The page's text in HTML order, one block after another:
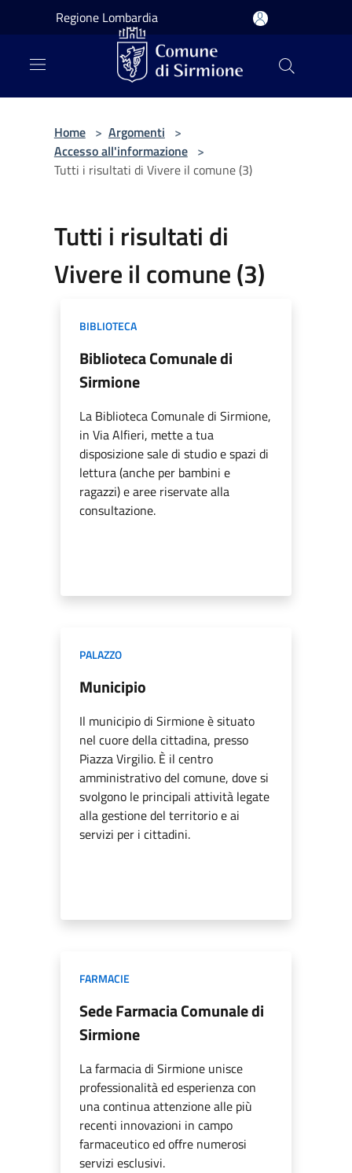
Salta al contenuto principale
Regione Lombardia
Home > Argomenti >
Accesso all'informazione >
Tutti i risultati di Vivere il comune (3)
Tutti i risultati di
Vivere il comune (3)
BIBLIOTECA
Biblioteca Comunale di
Sirmione
La Biblioteca Comunale di Sirmione,
in Via Alfieri, mette a tua
disposizione sale di studio e spazi di
lettura (anche per bambini e
ragazzi) e aree riservate alla
consultazione.
PALAZZO
Municipio
Il municipio di Sirmione è situato
nel cuore della cittadina, presso
Piazza Virgilio. È il centro
amministrativo del comune, dove si
svolgono le principali attività legate
alla gestione del territorio e ai
servizi per i cittadini.
FARMACIE
Sede Farmacia Comunale di
Sirmione
La farmacia di Sirmione unisce
professionalità ed esperienza con
una continua attenzione alle più
recenti innovazioni in campo
farmaceutico ed offre numerosi
servizi esclusivi.